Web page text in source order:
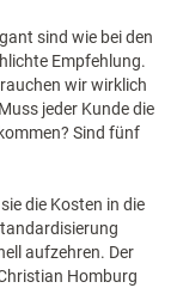
sind wie bei den
Empfehlung.
wir wirklich
jeder Kunde die
Sind fünf
die Kosten in die
aufzehren. Der
Homburg